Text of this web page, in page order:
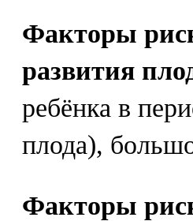
Факторы
развития
ребёнка в
плода),
Факторы